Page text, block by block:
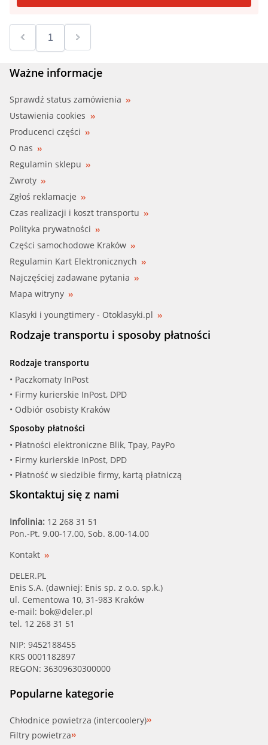
Ważne informacje
Sprawdź status zamówienia
Ustawienia cookies
Producenci części
O nas
Regulamin sklepu
Zwroty
Zgłoś reklamacje
Czas realizacji i koszt transportu
Polityka prywatności
Części samochodowe Kraków
Regulamin Kart Elektronicznych
Najczęściej zadawane pytania
Mapa witryny
Klasyki i youngtimery - Otoklasyki.pl
Rodzaje transportu i sposoby płatności
Rodzaje transportu
• Paczkomaty InPost
• Firmy kurierskie InPost, DPD
• Odbiór osobisty Kraków
Sposoby płatności
• Płatności elektroniczne Blik, Tpay, PayPo
• Firmy kurierskie InPost, DPD
• Płatność w siedzibie firmy, kartą płatniczą
Skontaktuj się z nami
Infolinia: 12 268 31 51
Pon.-Pt. 9.00-17.00, Sob. 8.00-14.00
Kontakt
DELER.PL
Enis S.A. (dawniej: Enis sp. z o.o. sp.k.)
ul. Cementowa 10, 31-983 Kraków
e-mail: bok@deler.pl
tel. 12 268 31 51
NIP: 9452188455
KRS 0001182897
REGON: 36309630300000
Popularne kategorie
Chłodnice powietrza (intercoolery)
Filtry powietrza